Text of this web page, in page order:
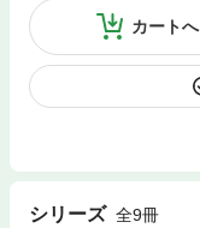
カートへ
シリーズ 全9冊